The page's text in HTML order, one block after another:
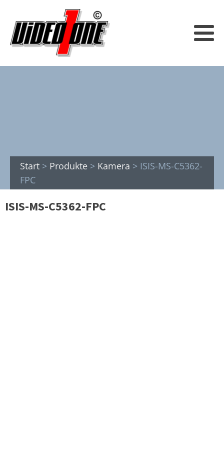
Start > Produkte > Kamera > ISIS-MS-C5362-
FPC
ISIS-MS-C5362-FPC